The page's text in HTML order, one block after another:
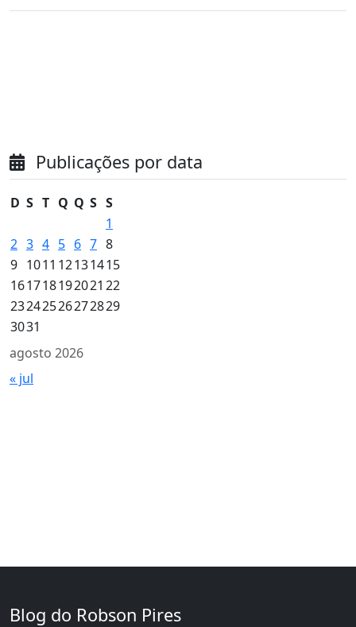
Publicações por data
agosto 2026
D S T Q Q S S
1
2 3 4 5 6 7 8
9 1011 12131415
161718192021 22
23242526272829
3031
« jul
Blog do Robson Pires